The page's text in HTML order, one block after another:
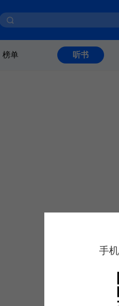
榜单 听书